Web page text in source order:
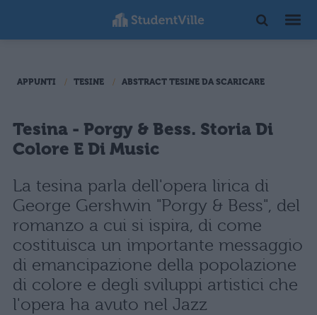
APPUNTI TESINE ABSTRACT TESINE DA SCARICARE
Tesina - Porgy & Bess. Storia Di
Colore E Di Music
La tesina parla dell'opera lirica di
George Gershwin "Porgy & Bess", del
romanzo a cui si ispira, di come
costituisca un importante messaggio
di emancipazione della popolazione
di colore e degli sviluppi artistici che
l'opera ha avuto nel Jazz